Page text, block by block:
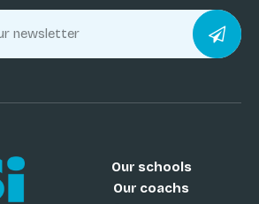
Our schools
Our coachs